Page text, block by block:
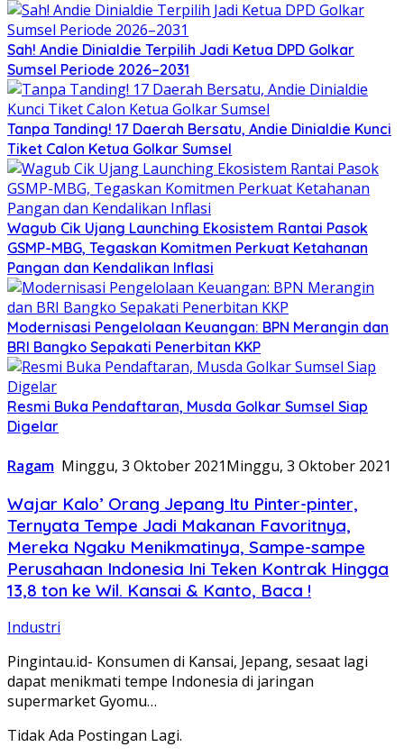
Sah! Andie Dinialdie Terpilih Jadi Ketua DPD Golkar
Sumsel Periode 2026–2031
Tanpa Tanding! 17 Daerah Bersatu, Andie Dinialdie Kunci
Tiket Calon Ketua Golkar Sumsel
Wagub Cik Ujang Launching Ekosistem Rantai Pasok
GSMP-MBG, Tegaskan Komitmen Perkuat Ketahanan
Pangan dan Kendalikan Inflasi
Modernisasi Pengelolaan Keuangan: BPN Merangin dan
BRI Bangko Sepakati Penerbitan KKP
Resmi Buka Pendaftaran, Musda Golkar Sumsel Siap
Digelar
Ragam Minggu, 3 Oktober 2021Minggu, 3 Oktober 2021
Wajar Kalo’ Orang Jepang Itu Pinter-pinter,
Ternyata Tempe Jadi Makanan Favoritnya,
Mereka Ngaku Menikmatinya, Sampe-sampe
Perusahaan Indonesia Ini Teken Kontrak Hingga
13,8 ton ke Wil. Kansai & Kanto, Baca !
Industri
Pingintau.id- Konsumen di Kansai, Jepang, sesaat lagi
dapat menikmati tempe Indonesia di jaringan
supermarket Gyomu…
Tidak Ada Postingan Lagi.